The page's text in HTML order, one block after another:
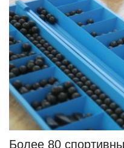
Более 80